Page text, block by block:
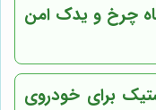
چرخ و یدک امن
برای خودروی